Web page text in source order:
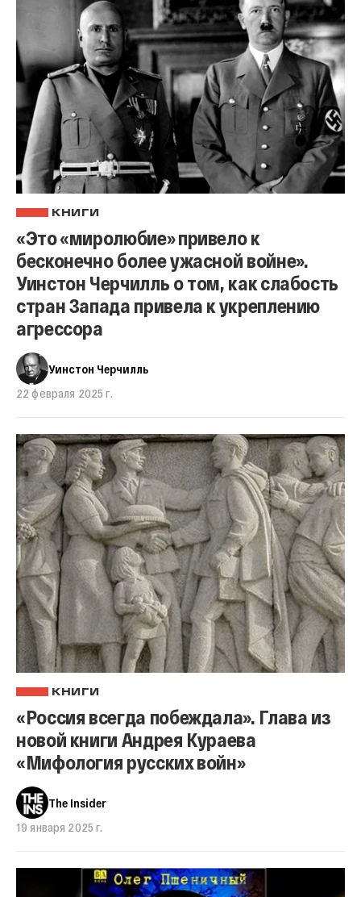
КНИГИ
«Это «миролюбие» привело к
бесконечно более ужасной войне».
Уинстон Черчилль о том, как слабость
стран Запада привела к укреплению
агрессора
Уинстон Черчилль
22 февраля 2025 г.
КНИГИ
«Россия всегда побеждала». Глава из
новой книги Андрея Кураева
«Мифология русских войн»
The Insider
19 января 2025 г.